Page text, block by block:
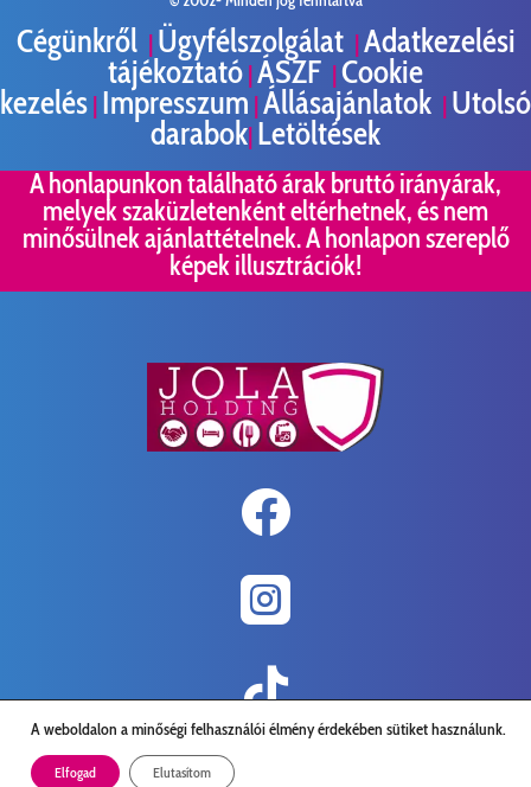
Cégünkről | Ügyfélszolgálat |Adatkezelési
tájékoztató |ÁSZF |Cookie
kezelés | Impresszum |Állásajánlatok | Utolsó
darabok| Letöltések
A honlapunkon található árak bruttó irányárak,
melyek szaküzletenként eltérhetnek, és nem
minősülnek ajánlattételnek. A honlapon szereplő
képek illusztrációk!



A weboldalon a minőségi felhasználói élmény érdekében sütiket használunk.
Elfogad Elutasítom